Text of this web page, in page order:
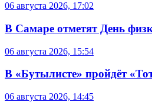
06 августа 2026, 17:02
В Самаре отметят День
06 августа 2026, 15:54
В «Бутылисте» пройдёт
06 августа 2026, 14:45